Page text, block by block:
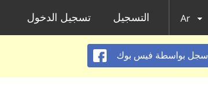
تسجيل الدخول التسجيل Ar
سجل بواسطة فيس بوك